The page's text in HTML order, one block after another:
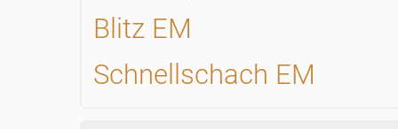
Blitz EM
Schnellschach EM